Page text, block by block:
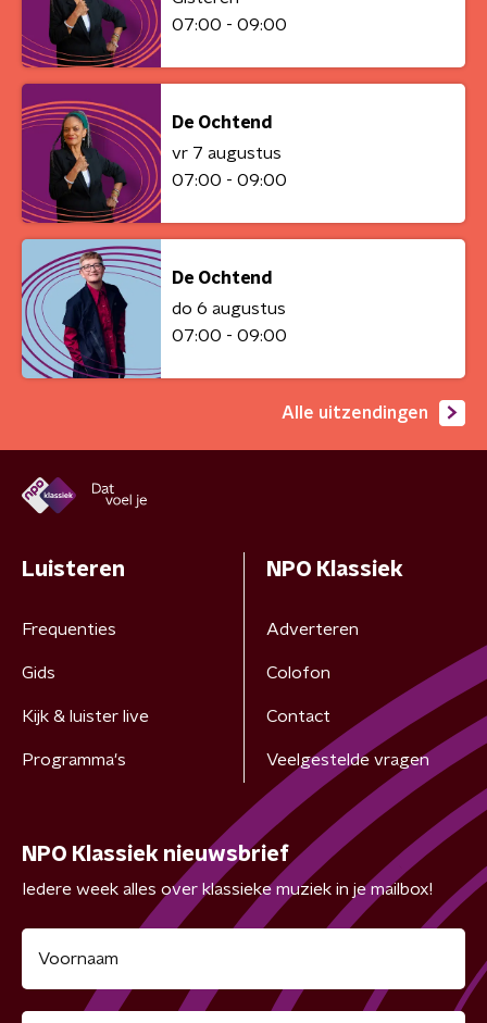
07:00 - 09:00
De Ochtend
vr 7 augustus
07:00 - 09:00
De Ochtend
do 6 augustus
07:00 - 09:00
Alle uitzendingen
Luisteren
Frequenties
Gids
Kijk & luister live
Programma's
NPO Klassiek
Adverteren
Colofon
Contact
Veelgestelde vragen
NPO Klassiek nieuwsbrief
Iedere week alles over klassieke muziek in je mailbox!